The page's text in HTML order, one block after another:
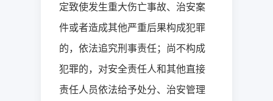
定致使发生重大伤亡事故、治安案
件或者造成其他严重后果构成犯罪
的，依法追究刑事责任；尚不构成
犯罪的，对安全责任人和其他直接
责任人员依法给予处分、治安管理